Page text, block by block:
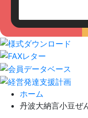
ホーム
丹波大納言小豆ぜ